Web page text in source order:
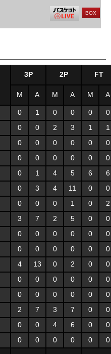
BOX
3P 2P FT
M A M A M A
0 1 0 0 0
0
0 0 2 3 1
1
0 0 0 0 0
0
0 0 0 0 0
0
0 1 4 5 6
6
0 3 4 11 0
0
0 0 0 1 0
2
3 7 2 5 0
0
0 0 0 0 0
0
0 0 0 0 0
0
4 13 0 2 0
0
0 0 0 0 0
0
0 0 0 0 0
0
2 7 3 7 0
0
0 0 4 6 0
0
0 0 0 0 0 0